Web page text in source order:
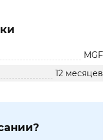
MGF
12 месяцев